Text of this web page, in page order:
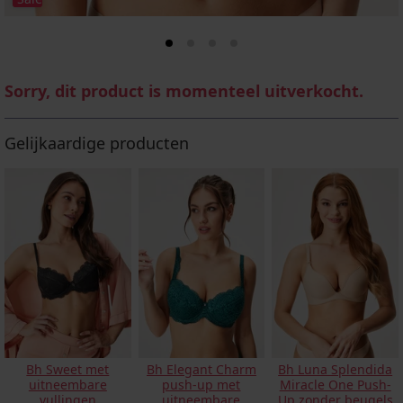
Sorry, dit product is momenteel uitverkocht.
Gelijkaardige producten
Bh Sweet met
uitneembare
Bh Elegant Charm
push-up met
Bh Luna Splendida
Miracle One Push-